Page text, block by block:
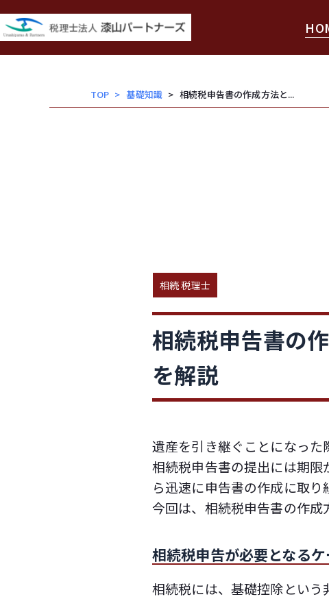
容
を
TOP 基礎知識 相続税申告書の作成方法と...
相続 税理士
相続税申告書の
を解説
遺産を引き継ぐことになった
相続税申告書の提出には期
ら迅速に申告書の作成に取り
今回は、相続税申告書の作成
相続税申告が必要となるケ
相続税には、基礎控除という